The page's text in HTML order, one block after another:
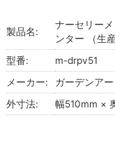
製品名:
ナーセリー
ンター （生
型番:
m-drpv51
メーカー:
ガーデンア
外寸法:
幅510mm ×